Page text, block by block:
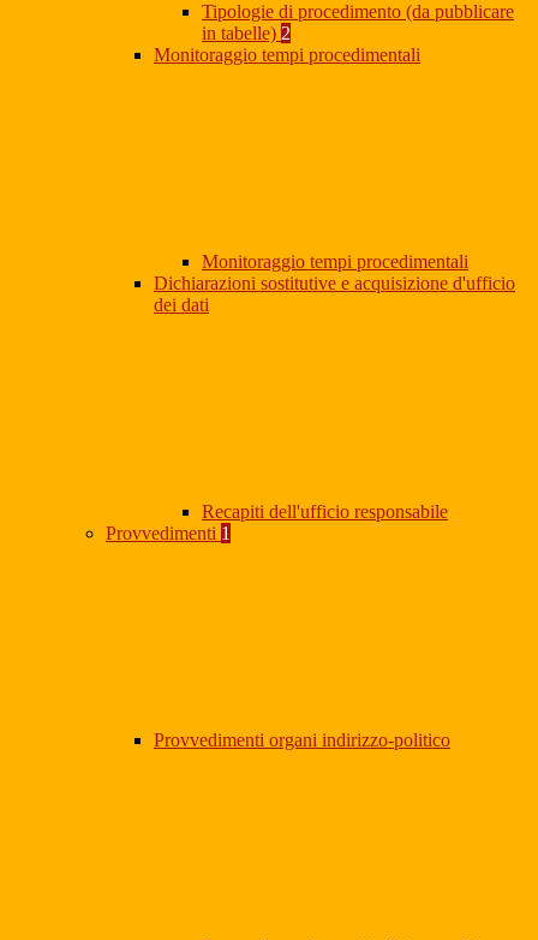
Tipologie di procedimento (da pubblicare
in tabelle) 2
Monitoraggio tempi procedimentali
Monitoraggio tempi procedimentali
Dichiarazioni sostitutive e acquisizione d'ufficio
dei dati
Recapiti dell'ufficio responsabile
Provvedimenti 1
Provvedimenti organi indirizzo-politico